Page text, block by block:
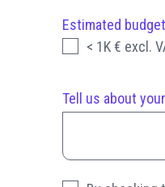
Estimated
< 1K € excl.
Tell us about